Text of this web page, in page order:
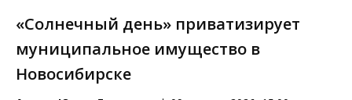
«Солнечный день» приватизирует
муниципальное имущество в
Новосибирске